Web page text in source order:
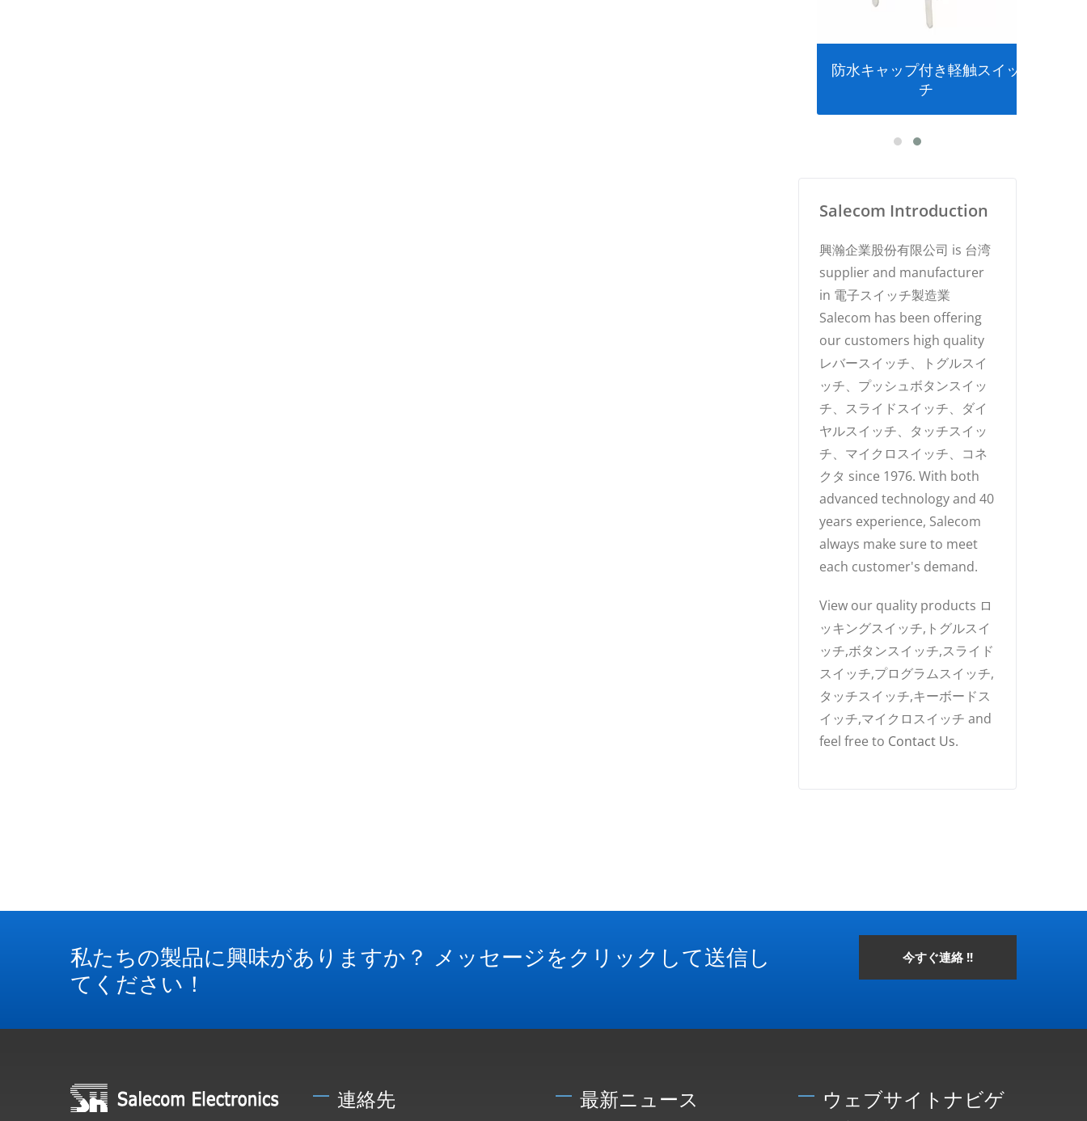
防水キャップ付き軽触スイッ
Salecom Introduction
興瀚企業股份有限公司 is 台湾
supplier and manufacturer
in 電子スイッチ製造業
Salecom has been offering
our customers high quality
レバースイッチ、トグルスイ
ッチ、プッシュボタンスイッ
チ、スライドスイッチ、ダイ
ヤルスイッチ、タッチスイッ
チ、マイクロスイッチ、コネ
クタ since 1976. With both
advanced technology and 40
years experience, Salecom
always make sure to meet
each customer's demand.
View our quality products ロ
ッキングスイッチ,トグルスイ
ッチ,ボタンスイッチ,スライド
スイッチ,プログラムスイッチ,
タッチスイッチ,キーボードス
イッチ,マイクロスイッチ and
feel free to Contact Us.
私たちの製品に興味がありますか？ メッセージをクリックして送信し
てください！
今すぐ連絡 !!
連絡先 最新ニュース
ウェブサイトナビゲ